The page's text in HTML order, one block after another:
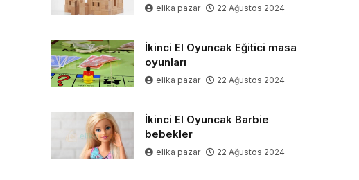
elika pazar 22 Ağustos 2024
İkinci El Oyuncak Eğitici masa
oyunları
elika pazar 22 Ağustos 2024
İkinci El Oyuncak Barbie
bebekler
elika pazar 22 Ağustos 2024